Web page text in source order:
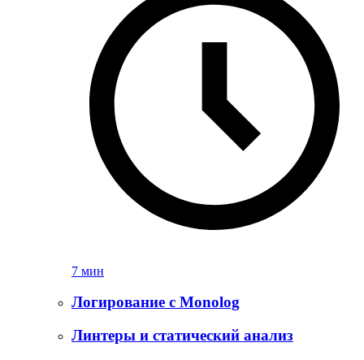
7 мин
Логирование с Monolog
Линтеры и статический анализ